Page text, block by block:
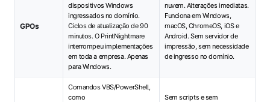
GPOs
dispositivos Windows
ingressados no domínio.
Ciclos de atualização de 90
minutos. O PrintNightmare
interrompeu implementações
em toda a empresa. Apenas
para Windows.
nuvem. Alterações imediatas.
Funciona em Windows,
macOS, ChromeOS, iOS e
Android. Sem servidor de
impressão, sem necessidade
de ingresso no domínio.
Comandos VBS/PowerShell,
como
Sem scripts e sem